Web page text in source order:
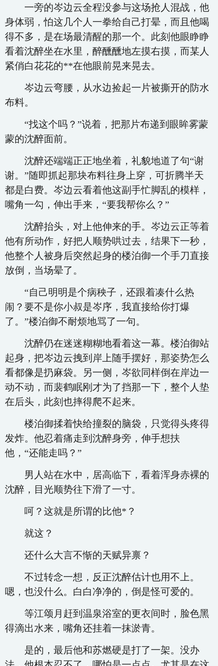
一旁的岑边云全程没参与这场抢人混战，他
身体弱，怕这几个人一拳给自己打晕，而且他喝
得不多，是在场最清醒的那一个。此刻他眼睁睁
看着沈醉坐在水里，醉醺醺地左摸右摸，而某人
紧俏白花花的**在他眼前晃来晃去。
岑边云弯腰，从水边捡起一片被撕开的防水
布料。
“找这个吗？”说着，把那片布递到眼眸雾蒙
蒙的沈醉面前。
沈醉还端端正正地坐着，礼貌地道了句“谢
谢。”随即抓起那块布料往身上穿，可折腾半天
都是白费。岑边云看着他这副手忙脚乱的模样，
嘴角一勾，伸出手来，“要我帮你么？”
沈醉抬头，对上他伸来的手。岑边云正等着
他有所动作，好把人顺势哄过去，结果下一秒，
他整个人被身后突然起身的楼泊御一个手刀直接
放倒，当场晕了。
“自己明明是个病秧子，还跟着凑什么热
闹？要不是你小叔是岑序，我直接给你打爆
了。”楼泊御不耐烦地骂了一句。
沈醉仍在迷迷糊糊地看着这一幕。楼泊御站
起身，把岑边云拽到岸上随手摆好，那姿势怎么
看都像是扔麻袋。另一侧，岑欲同样倒在岸边一
动不动，而裴鹤眠刚才为了挡那一下，整个人垫
在后头，此刻也摔得爬不起来。
楼泊御揉着快给撞裂的脑袋，只觉得头疼得
发炸。他忍着痛走到沈醉身旁，伸手想扶
他，“还能走吗？”
男人站在水中，居高临下，看着浑身赤裸的
沈醉，目光顺势往下滑了一寸。
呵？这就是所谓的比他*？
就这？
还什么大言不惭的天赋异禀？
不过转念一想，反正沈醉估计也用不上。
嗯，也没什么。白白净净的，倒是怪可爱的。
等江颂月赶到温泉浴室的更衣间时，脸色黑
得滴出水来，嘴角还挂着一抹淤青。
是的，最后他和苏燃硬是打了一架。没办